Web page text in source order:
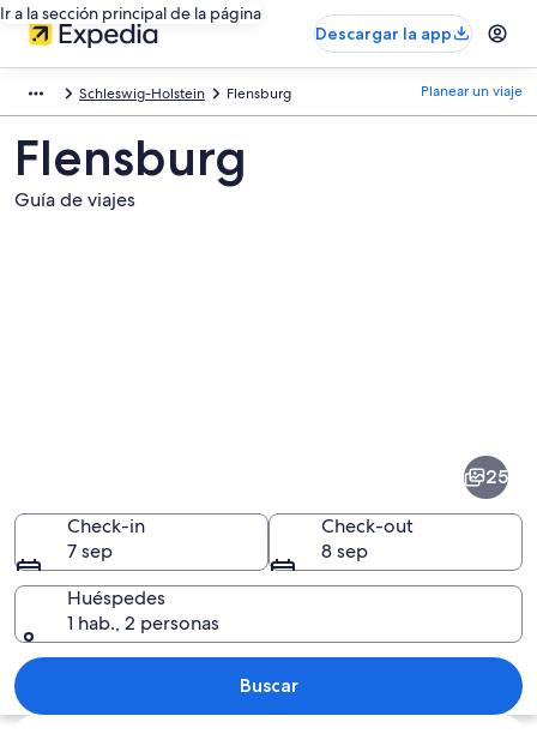
Ir a la sección principal de la página
Descargar la app
Schleswig-Holstein Flensburg Planear un viaje
Flensburg
Guía de viajes
Vista aérea de un puerto deportivo
25
Check-in
7 sep
Check-out
8 sep
Huéspedes
1 hab., 2 personas
Buscar
Explorar mapa